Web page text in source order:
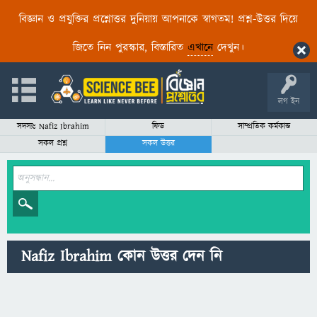
বিজ্ঞান ও প্রযুক্তির প্রশ্নোত্তর দুনিয়ায় আপনাকে স্বাগতম! প্রশ্ন-উত্তর দিয়ে
জিতে নিন পুরস্কার, বিস্তারিত এখানেদেখুন।
লগ ইন
সদস্যঃ Nafiz Ibrahim ফিড
সাম্প্রতিক কর্মকান্ড
সকল প্রশ্ন
সকল উত্তর
Nafiz Ibrahim কোন উত্তর দেন নি